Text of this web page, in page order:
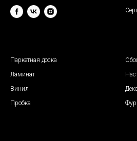
Паркетная доска
Ламинат
Винил
Пробка